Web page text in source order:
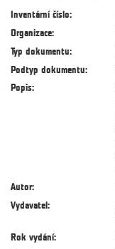
Inventární číslo:
Organizace:
Typ dokumentu:
Podtyp dokumentu:
Popis:
Autor:
Vydavatel:
Rok vydání: